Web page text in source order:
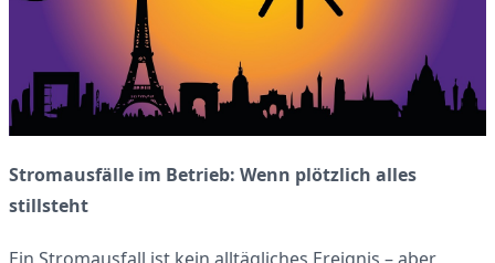
Stromausfälle im Betrieb: Wenn plötzlich alles
stillsteht